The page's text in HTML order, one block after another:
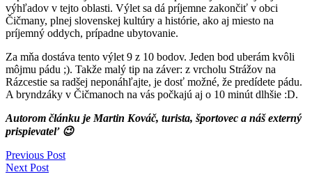
výhľadov v tejto oblasti. Výlet sa dá príjemne zakončiť v obci
Čičmany, plnej slovenskej kultúry a histórie, ako aj miesto na
príjemný oddych, prípadne ubytovanie.
Za mňa dostáva tento výlet 9 z 10 bodov. Jeden bod uberám kvôli
môjmu pádu ;). Takže malý tip na záver: z vrcholu Strážov na
Rázcestie sa radšej neponáhľajte, je dosť možné, že predídete pádu.
A bryndzáky v Čičmanoch na vás počkajú aj o 10 minút dlhšie :D.
Autorom článku je Martin Kováč, turista, športovec a náš externý
prispievateľ 😉
Previous Post
Next Post